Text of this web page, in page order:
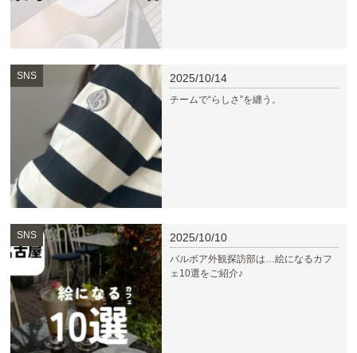
SNS 2025/10/14
チームで“らしさ”を纏う。
SNS 2025/10/10
バルボア外観探訪部は…絵になるカフ
ェ10選をご紹介♪